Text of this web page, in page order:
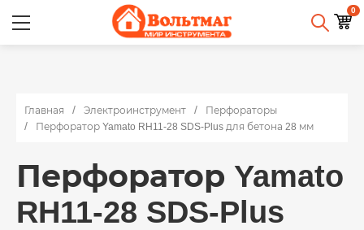
0
Главная Электроинструмент
Перфораторы
Перфоратор Yamato RH11-28 SDS-Plus для бетона 28 мм
Перфоратор Yamato
RH11-28 SDS-Plus